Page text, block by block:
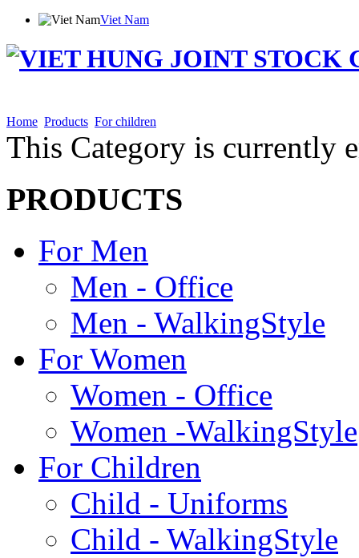
Viet Nam
Home Products For children
This Category is currently
PRODUCTS
For Men
Men - Office
Men - WalkingStyle
For Women
Women - Office
Women -WalkingStyle
For Children
Child - Uniforms
Child - WalkingStyle